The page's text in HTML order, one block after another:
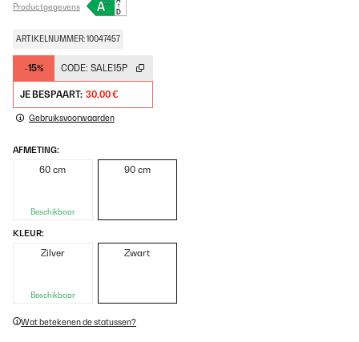
Productgegevens
ARTIKELNUMMER: 10047457
-15% CODE: SALE15P
JE BESPAART: 30,00 €
Gebruiksvoorwaarden
AFMETING:
60 cm
Beschikbaar
90 cm
KLEUR:
Zilver
Beschikbaar
Zwart
Wat betekenen de statussen?